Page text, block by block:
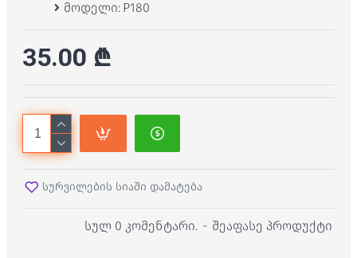
მოდელი: P180
სულ 0 კომენტარი. - შეაფასე პროდუქტი
35.00 ₾
სურვილების სიაში დამატება